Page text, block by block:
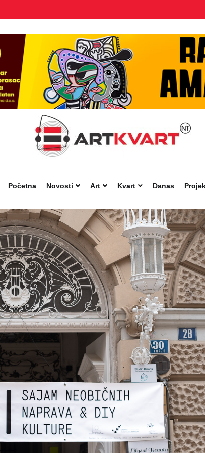
Početna
Novosti Art Kvart Danas